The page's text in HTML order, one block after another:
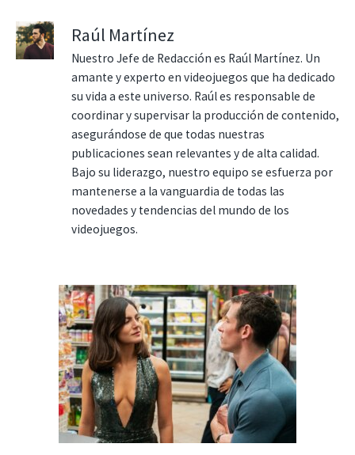
Raúl Martínez
Nuestro Jefe de Redacción es Raúl Martínez. Un
amante y experto en videojuegos que ha dedicado
su vida a este universo. Raúl es responsable de
coordinar y supervisar la producción de contenido,
asegurándose de que todas nuestras
publicaciones sean relevantes y de alta calidad.
Bajo su liderazgo, nuestro equipo se esfuerza por
mantenerse a la vanguardia de todas las
novedades y tendencias del mundo de los
videojuegos.